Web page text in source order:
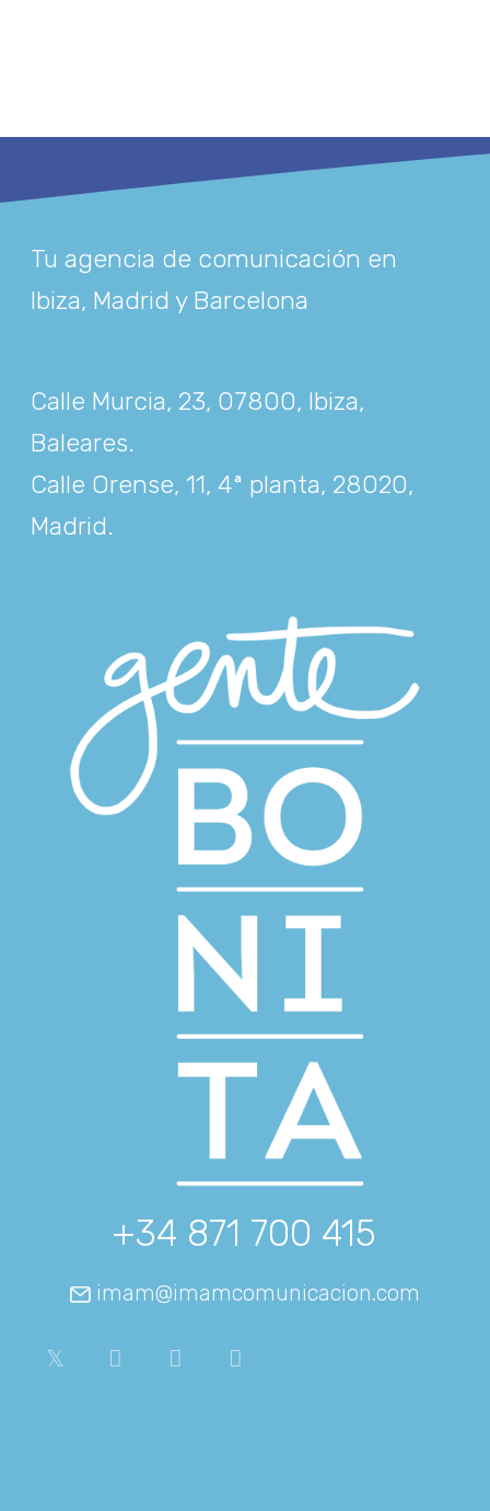
Tu agencia de comunicación en
Ibiza, Madrid y Barcelona
Calle Murcia, 23, 07800, Ibiza,
Baleares.
Calle Orense, 11, 4ª planta, 28020,
Madrid.
+34 871 700 415
imam@imamcomunicacion.com